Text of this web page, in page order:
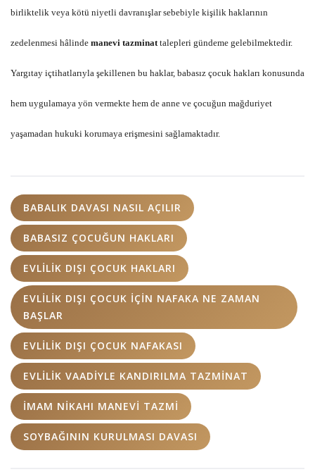
birliktelik veya kötü niyetli davranışlar sebebiyle kişilik haklarının
zedelenmesi hâlinde manevi tazminat talepleri gündeme gelebilmektedir.
Yargıtay içtihatlarıyla şekillenen bu haklar, babasız çocuk hakları konusunda
hem uygulamaya yön vermekte hem de anne ve çocuğun mağduriyet
yaşamadan hukuki korumaya erişmesini sağlamaktadır.
BABALIK DAVASI NASIL AÇILIR
BABASIZ ÇOCUĞUN HAKLARI
EVLILIK DIŞI ÇOCUK HAKLARI
EVLILIK DIŞI ÇOCUK IÇIN NAFAKA NE ZAMAN
BAŞLAR
EVLILIK DIŞI ÇOCUK NAFAKASI
EVLILIK VAADIYLE KANDIRILMA TAZMINAT
IMAM NIKAHI MANEVI TAZMI
SOYBAĞININ KURULMASI DAVASI